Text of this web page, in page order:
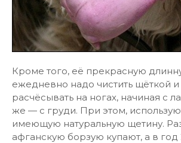
Кроме того, её прекрасную
ежедневно надо чистить щёткой и
расчёсывать на ногах, начиная с
же — с груди. При этом,
имеющую натуральную щетину.
афганскую борзую купают, а в